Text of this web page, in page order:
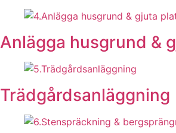
Anlägga husgrund &
Trädgårdsanläggning